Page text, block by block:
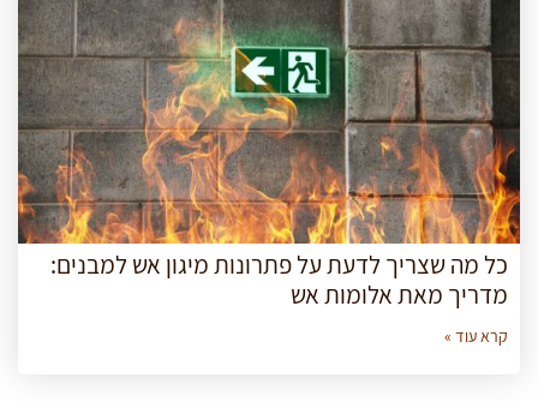
כל מה שצריך לדעת על פתרונות מיגון אש למבנים:
מדריך מאת אלומות אש
קרא עוד »